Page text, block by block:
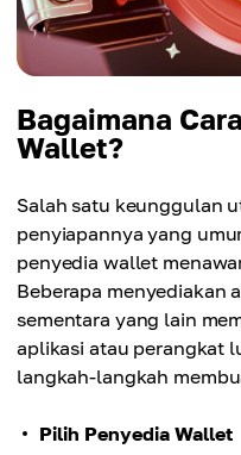
Bagaimana
Wallet?
Salah satu keunggulan
penyiapannya yang
penyedia wallet
Beberapa menyediakan
sementara yang lain
aplikasi atau perangkat
langkah-langkah
Pilih Penyedia Wallet